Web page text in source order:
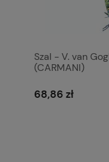
Szal - V. van
(CARMANI)
68,86 zł